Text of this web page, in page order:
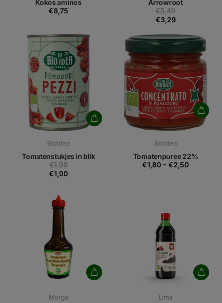
Kokos aminos
€8,75
Arrowroot
€3,49
€3,29
BioIdea
Tomatenstukjes in blik
€1,99
€1,90
BioIdea
Tomatenpuree 22%
€1,80 - €2,50
Morga Lima